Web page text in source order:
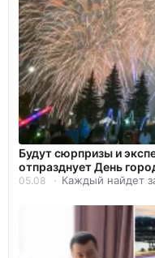
Будут сюрпризы и
отпразднует День
05.08 Каждый найдет